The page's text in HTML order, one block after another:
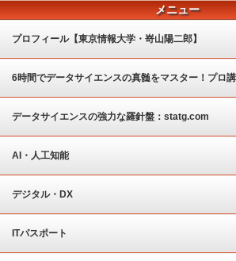
メニュー
プロフィール【東京情報大学・嵜山陽二郎】
6時間でデータサイエンスの真髄をマスター！プロ
ート
データサイエンスの強力な羅針盤：statg.com
AI・人工知能
デジタル・DX
ITパスポート